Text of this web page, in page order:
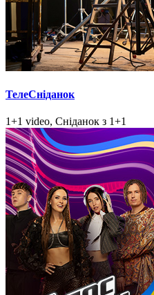
ТелеСніданок
1+1 video, Сніданок з 1+1